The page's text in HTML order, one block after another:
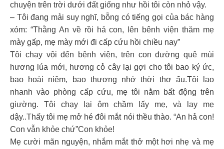
chuyện trên trời dưới đất giống như hồi tôi còn nhỏ vậy.
– Tôi đang mải suy nghĩ, bỗng có tiếng gọi của bác hàng
xóm: “Thằng An về rồi hả con, lên bênh viện thăm mẹ
mày gấp, mẹ mày mới đi cấp cứu hồi chiều nay”
Tôi chạy vội đến bệnh viện, trên con đường quê mùi
hương lúa mới, hương cỏ cây lại gợi cho tôi bao ký ức,
bao hoài niệm, bao thương nhớ thời thơ ấu.Tôi lao
nhanh vào phòng cấp cứu, mẹ tôi nằm bất động trên
giường. Tôi chạy lại ôm chầm lấy mẹ, và lay mẹ
dậy..Thấy tôi mẹ mở hé đôi mắt nói thều thào. “An hả con!
Con vẫn khỏe chứ”Con khỏe!
Mẹ cười mãn nguyện, nhắm mắt thở một hơi nhẹ và mẹ